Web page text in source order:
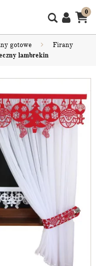
0
gotowe
Firany
lambrekin